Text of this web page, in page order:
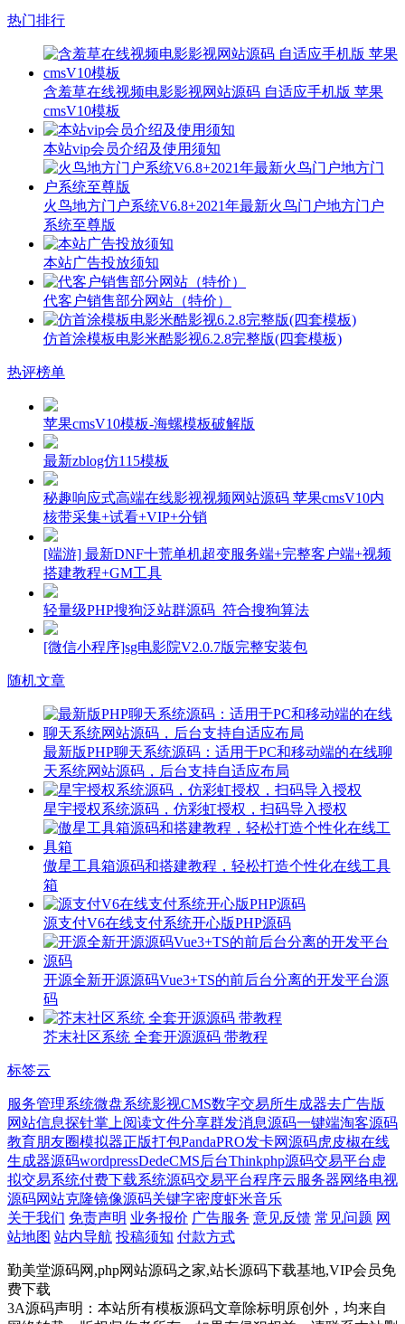
热门排行
含羞草在线视频电影影视网站源码 自适应手机版 苹果
cmsV10模板
本站vip会员介绍及使用须知
火鸟地方门户系统V6.8+2021年最新火鸟门户地方门户
系统至尊版
本站广告投放须知
代客户销售部分网站（特价）
仿首涂模板电影米酷影视6.2.8完整版(四套模板)
热评榜单
苹果cmsV10模板-海螺模板破解版
最新zblog仿115模板
秘趣响应式高端在线影视视频网站源码 苹果cmsV10内
核带采集+试看+VIP+分销
[端游] 最新DNF十荒单机超变服务端+完整客户端+视频
搭建教程+GM工具
轻量级PHP搜狗泛站群源码_符合搜狗算法
[微信小程序]sg电影院V2.0.7版完整安装包
随机文章
最新版PHP聊天系统源码：适用于PC和移动端的在线聊
天系统网站源码，后台支持自适应布局
星宇授权系统源码，仿彩虹授权，扫码导入授权
傲星工具箱源码和搭建教程，轻松打造个性化在线工具
箱
源支付V6在线支付系统开心版PHP源码
开源全新开源源码Vue3+TS的前后台分离的开发平台源
码
芥末社区系统 全套开源源码 带教程
标签云
服务管理系统微盘系统影视CMS数字交易所生成器去广告版
网站信息探针掌上阅读文件分享群发消息源码一键端淘客源码
教育朋友圈模拟器正版打包PandaPRO发卡网源码虎皮椒在线
生成器源码wordpressDedeCMS后台Thinkphp源码交易平台虚
拟交易系统付费下载系统源码交易平台程序云服务器网络电视
源码网站克隆镜像源码关键字密度虾米音乐
关于我们 免责声明 业务报价 广告服务 意见反馈 常见问题 网
站地图 站内导航 投稿须知 付款方式
勤美堂源码网,php网站源码之家,站长源码下载基地,VIP会员免
费下载
3A源码声明：本站所有模板源码文章除标明原创外，均来自